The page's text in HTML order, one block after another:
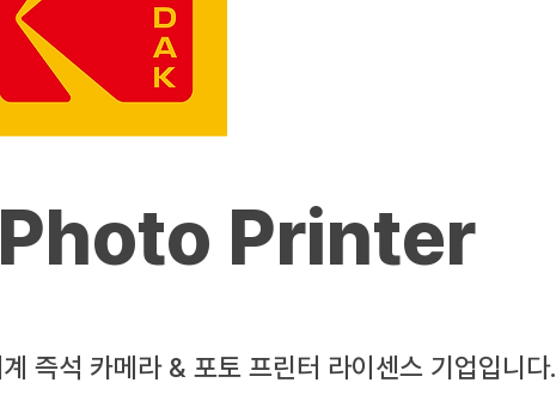
Printer
즉석 카메라 & 포토 프린터 라이센스 기업입니다.